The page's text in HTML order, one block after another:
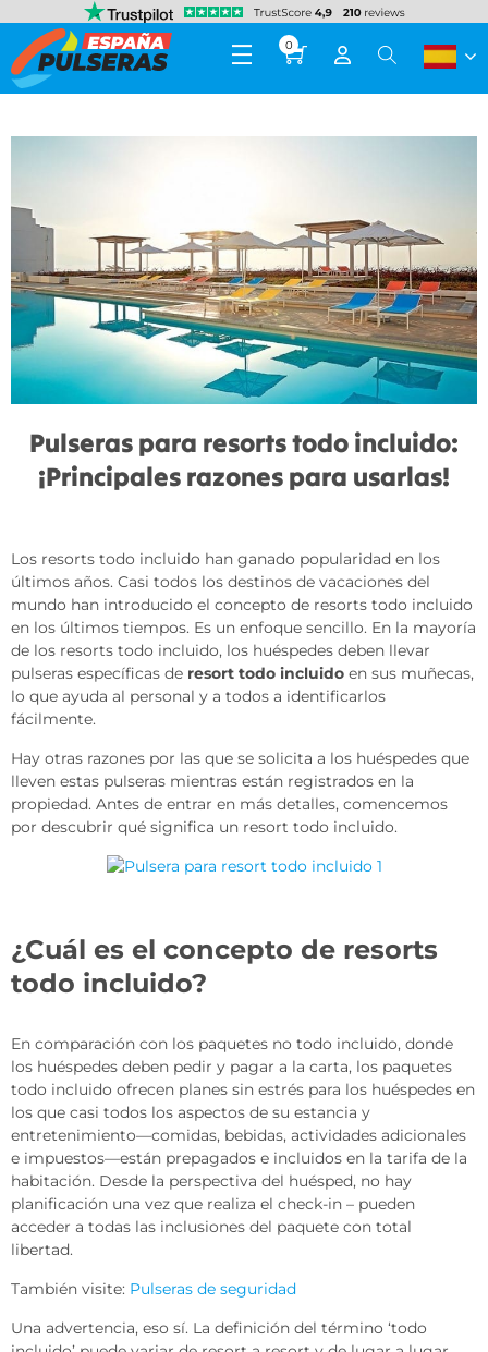
0
Pulseras para resorts todo incluido:
¡Principales razones para usarlas!
Los resorts todo incluido han ganado popularidad en los
últimos años. Casi todos los destinos de vacaciones del
mundo han introducido el concepto de resorts todo incluido
en los últimos tiempos. Es un enfoque sencillo. En la mayoría
de los resorts todo incluido, los huéspedes deben llevar
pulseras específicas de resort todo incluido en sus muñecas,
lo que ayuda al personal y a todos a identificarlos
fácilmente.
Hay otras razones por las que se solicita a los huéspedes que
lleven estas pulseras mientras están registrados en la
propiedad. Antes de entrar en más detalles, comencemos
por descubrir qué significa un resort todo incluido.
¿Cuál es el concepto de resorts
todo incluido?
En comparación con los paquetes no todo incluido, donde
los huéspedes deben pedir y pagar a la carta, los paquetes
todo incluido ofrecen planes sin estrés para los huéspedes en
los que casi todos los aspectos de su estancia y
entretenimiento—comidas, bebidas, actividades adicionales
e impuestos—están prepagados e incluidos en la tarifa de la
habitación. Desde la perspectiva del huésped, no hay
planificación una vez que realiza el check-in – pueden
acceder a todas las inclusiones del paquete con total
libertad.
También visite: Pulseras de seguridad
Una advertencia, eso sí. La definición del término ‘todo